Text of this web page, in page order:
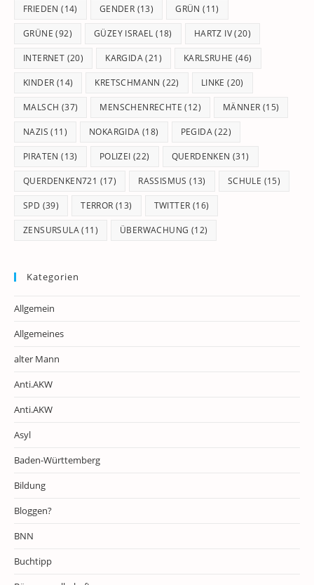
FRIEDEN (14) GENDER (13) GRÜN (11)
GRÜNE (92) GÜZEY ISRAEL (18) HARTZ IV(20)
INTERNET (20) KARGIDA(21) KARLSRUHE (46)
KINDER (14) KRETSCHMANN (22) LINKE (20)
MALSCH (37) MENSCHENRECHTE (12) MÄNNER (15)
NAZIS (11) NOKARGIDA (18) PEGIDA(22)
PIRATEN (13) POLIZEI (22) QUERDENKEN (31)
QUERDENKEN721 (17) RASSISMUS (13) SCHULE (15)
SPD (39) TERROR (13) TWITTER (16)
ZENSURSULA(11) ÜBERWACHUNG (12)
Kategorien
Allgemein
Allgemeines
alter Mann
Anti.AKW
Anti.AKW
Asyl
Baden-Württemberg
Bildung
Bloggen?
BNN
Buchtipp